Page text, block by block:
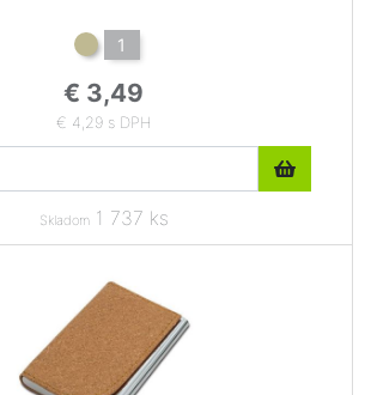
1
€ 3,49
€ 4,29 s DPH
Skladom1 737 ks